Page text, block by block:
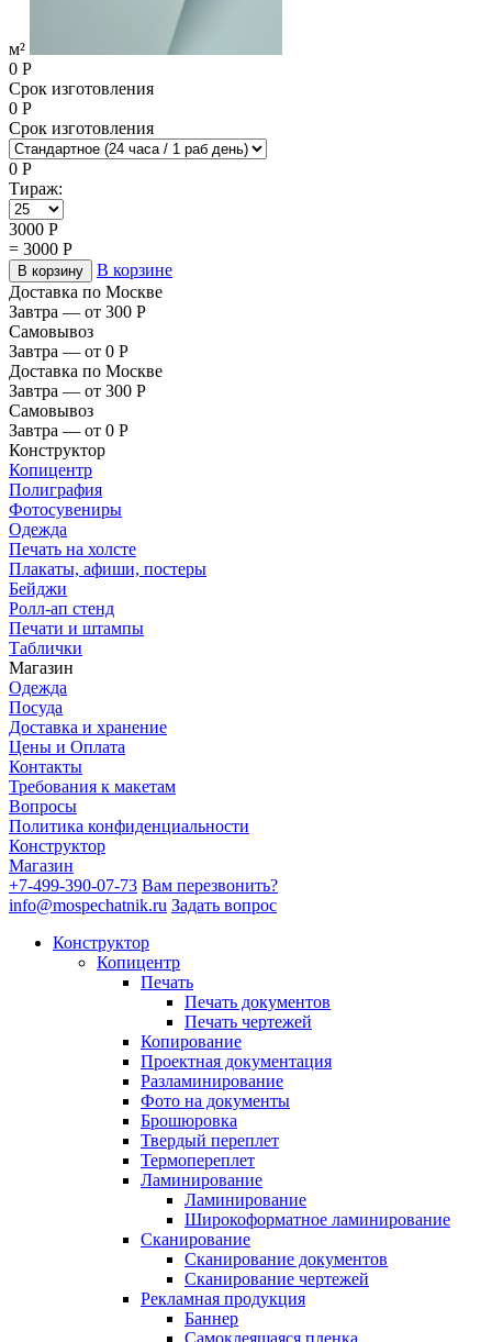
м²
0 Р
Срок изготовления
0 Р
Срок изготовления
0 Р
Тираж:
3000 Р
= 3000 Р
В корзину
В корзине
Доставка по Москве
Завтра — от 300 Р
Самовывоз
Завтра — от 0 Р
Доставка по Москве
Завтра — от 300 Р
Самовывоз
Завтра — от 0 Р
Конструктор
Копицентр
Полиграфия
Фотосувениры
Одежда
Печать на холсте
Плакаты, афиши, постеры
Бейджи
Ролл-ап стенд
Печати и штампы
Таблички
Магазин
Одежда
Посуда
Доставка и хранение
Цены и Оплата
Контакты
Требования к макетам
Вопросы
Политика конфиденциальности
Конструктор
Магазин
+7-499-390-07-73 Вам перезвонить?
info@mospechatnik.ru Задать вопрос
Конструктор
Копицентр
Печать
Печать документов
Печать чертежей
Копирование
Проектная документация
Разламинирование
Фото на документы
Брошюровка
Твердый переплет
Термопереплет
Ламинирование
Ламинирование
Широкоформатное ламинирование
Сканирование
Сканирование документов
Сканирование чертежей
Рекламная продукция
Баннер
Самоклеящаяся пленка